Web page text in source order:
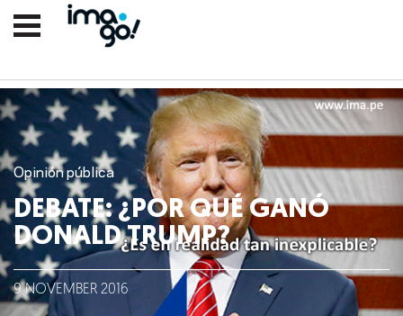
Nosotros
Opinión pública
DEBATE: ¿POR QUÉ GANÓ
DONALD TRUMP?
9 NOVEMBER 2016